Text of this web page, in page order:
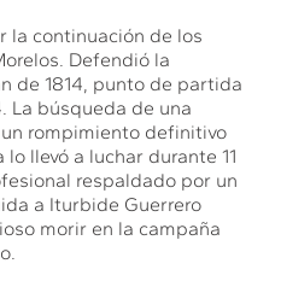
la continuación de los
Defendió la
de 1814, punto de partida
La búsqueda de una
rompimiento definitivo
llevó a luchar durante 11
respaldado por un
a Iturbide Guerrero
morir en la campaña